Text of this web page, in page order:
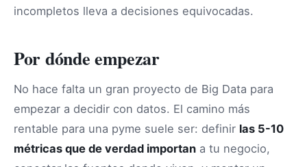
incompletos lleva a decisiones equivocadas.
Por dónde empezar
No hace falta un gran proyecto de Big Data para
empezar a decidir con datos. El camino más
rentable para una pyme suele ser: definir las 5-10
métricas que de verdad importan a tu negocio,